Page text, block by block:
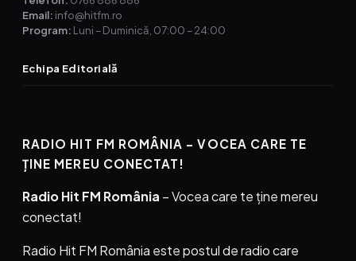
Email: info@hitfm.ro
Program: Luni – Duminică, 07:00 – 24:00
Echipa Editorială
RADIO HIT FM ROMÂNIA – VOCEA CARE TE
ȚINE MEREU CONECTAT!
Radio Hit FM România – Vocea care te ține mereu
conectat!
Radio Hit FM România este postul de radio care